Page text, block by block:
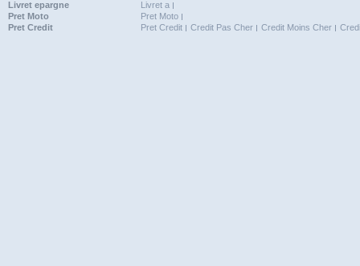
Livret epargne
Livret a
Pret Moto
Pret Moto
Pret Credit
Pret Credit Credit Pas Cher Credit Moins Cher